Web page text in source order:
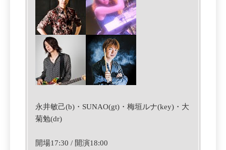
永井敏己(b)・ SUNAO(gt)・ 梅垣ルナ(key)・大
菊勉(dr)
開場17:30 / 開演18:00